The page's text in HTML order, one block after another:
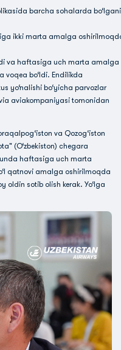
barcha sohalarda
ikki marta amalga
va haftasiga uch marta
voqea bo‘ldi. Endilikda
yo‘nalishi bo‘yicha parvozlar
aviakompaniyasi tomonidan
va Qozog‘iston
(O‘zbekiston) chegara
haftasiga uch marta
qatnovi amalga oshirilmoqda
oldin sotib olish kerak. Yo‘lga